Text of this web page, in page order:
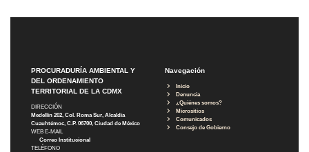
PROCURADURÍA AMBIENTAL Y
DEL ORDENAMIENTO
TERRITORIAL DE LA CDMX
DIRECCIÓN
Medellín 202, Col. Roma Sur, Alcaldía
Cuauhtémoc, C.P. 06700, Ciudad de México
WEB E-MAIL
Correo Institucional
TELÉFONO
Navegación
Inicio
Denuncia
¿Quiénes somos?
Micrositios
Comunicados
Consejo de Gobierno